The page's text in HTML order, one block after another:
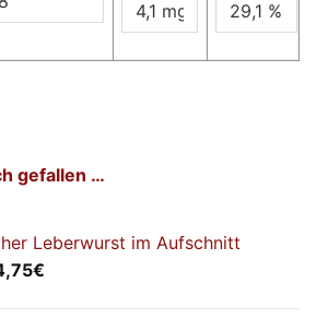
gefallen …
Leberwurst im Aufschnitt
€